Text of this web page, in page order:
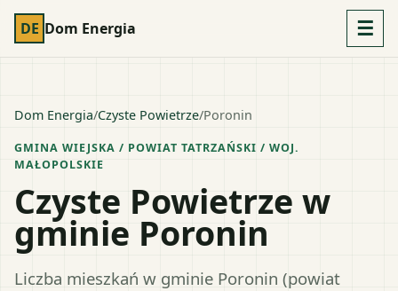
DE Dom Energia ☰
Dom Energia/Czyste Powietrze/Poronin
GMINA WIEJSKA / POWIAT TATRZAŃSKI / WOJ.
MAŁOPOLSKIE
Czyste Powietrze w
gminie Poronin
Liczba mieszkań w gminie Poronin (powiat